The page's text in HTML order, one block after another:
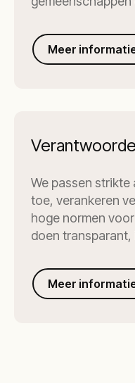
Meer
We passen
toe, verankeren
hoge normen
doen transparant,
Meer